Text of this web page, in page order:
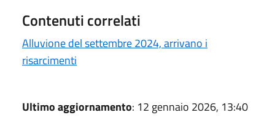
Contenuti correlati
Alluvione del settembre 2024, arrivano i
risarcimenti
Ultimo aggiornamento: 12 gennaio 2026, 13:40